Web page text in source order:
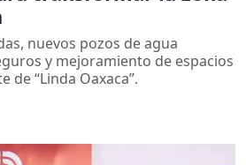
nuevos pozos de agua
y mejoramiento de espacios
“Linda Oaxaca”.